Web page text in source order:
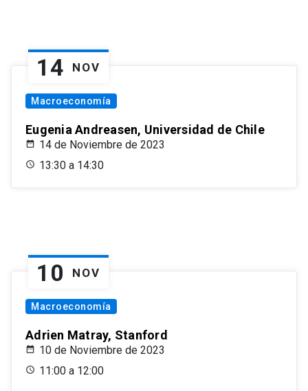
14 NOV
Macroeconomía
Eugenia Andreasen, Universidad de Chile
14 de Noviembre de 2023
13:30 a 14:30
10 NOV
Macroeconomía
Adrien Matray, Stanford
10 de Noviembre de 2023
11:00 a 12:00